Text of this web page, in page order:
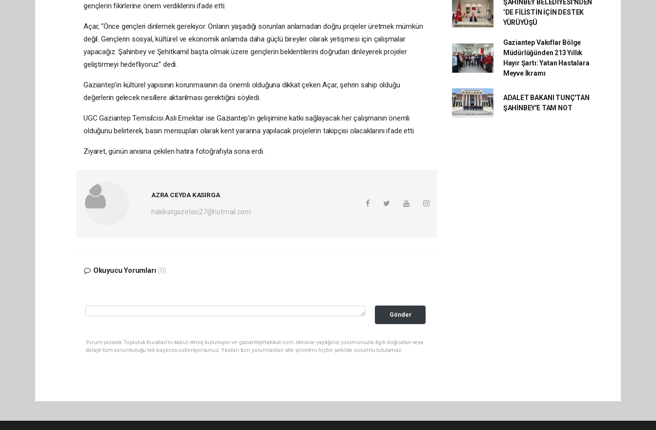
gençlerin fikirlerine önem verdiklerini ifade etti.
Açar, “Önce gençleri dinlemek gerekiyor. Onların yaşadığı sorunları anlamadan doğru projeler üretmek mümkün
değil. Gençlerin sosyal, kültürel ve ekonomik anlamda daha güçlü bireyler olarak yetişmesi için çalışmalar
yapacağız. Şahinbey ve Şehitkamil başta olmak üzere gençlerin beklentilerini doğrudan dinleyerek projeler
geliştirmeyi hedefliyoruz” dedi.
Gaziantep’in kültürel yapısının korunmasının da önemli olduğuna dikkat çeken Açar, şehrin sahip olduğu
değerlerin gelecek nesillere aktarılması gerektiğini söyledi.
UGC Gaziantep Temsilcisi Aslı Emektar ise Gaziantep’in gelişimine katkı sağlayacak her çalışmanın önemli
olduğunu belirterek, basın mensupları olarak kent yararına yapılacak projelerin takipçisi olacaklarını ifade etti.
Ziyaret, günün anısına çekilen hatıra fotoğrafıyla sona erdi.
AZRA CEYDA KASIRGA
hakikatgazetesi27@hotmail.com
Okuyucu Yorumları (0)
Gönder
Yorum yazarak Topluluk Kuralları’nı kabul etmiş bulunuyor ve gaziantephakikat.com sitesine yaptığınız yorumunuzla ilgili doğrudan veya
dolaylı tüm sorumluluğu tek başınıza üstleniyorsunuz. Yazılan tüm yorumlardan site yönetimi hiçbir şekilde sorumlu tutulamaz.
ŞAHİNBEY BELEDİYESİ'NDEN
’DE FİLİSTİN İÇİN DESTEK
YÜRÜYÜŞÜ
Gaziantep Vakıflar Bölge
Müdürlüğünden 213 Yıllık
Hayır Şartı: Yatan Hastalara
Meyve İkramı
ADALET BAKANI TUNÇ'TAN
ŞAHİNBEY'E TAM NOT